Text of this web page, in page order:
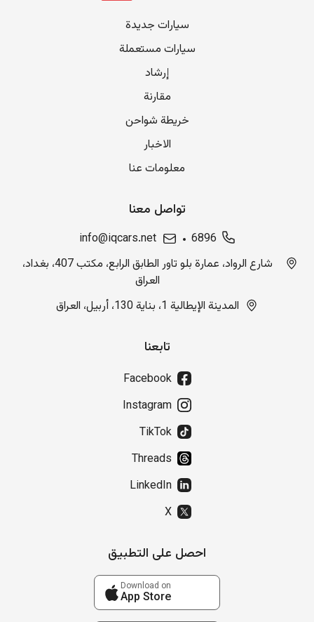
سيارات جديدة
سيارات مستعملة
إرشاد
مقارنة
خريطة شواحن
الاخبار
معلومات عنا
تواصل معنا
6896
info@iqcars.net
شارع الرواد، عمارة بلو تاور الطابق الرابع، مكتب 407، بغداد،
العراق
المدينة الإيطالية 1، بناية 130، أربيل، العراق
تابعنا
Facebook
Instagram
TikTok
Threads
LinkedIn
X
احصل على التطبيق
Download on
App Store